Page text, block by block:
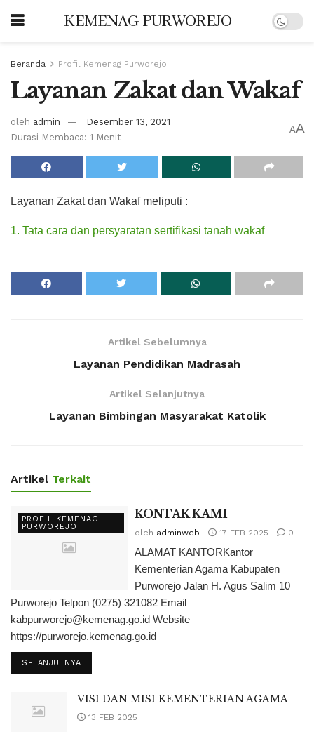
KEMENAG PURWOREJO
Beranda Profil Kemenag Purworejo
Layanan Zakat dan Wakaf
oleh admin
Desember 13, 2021
Durasi Membaca: 1 Menit
AA
Layanan Zakat dan Wakaf meliputi :
1. Tata cara dan persyaratan sertifikasi tanah wakaf
Artikel Sebelumnya
Layanan Pendidikan Madrasah
Artikel Selanjutnya
Layanan Bimbingan Masyarakat Katolik
Artikel Terkait
PROFIL KEMENAG
PURWOREJO
KONTAK KAMI
oleh adminweb 17 FEB 2025 0
ALAMAT KANTORKantor
Kementerian Agama Kabupaten
Purworejo Jalan H. Agus Salim 10
Purworejo Telpon (0275) 321082 Email
kabpurworejo@kemenag.go.id Website
https://purworejo.kemenag.go.id
SELANJUTNYA
VISI DAN MISI KEMENTERIAN AGAMA
13 FEB 2025